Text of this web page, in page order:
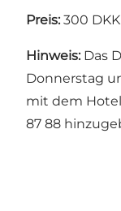
Preis: 300
Hinweis: Das
Donnerstag
mit dem
87 88